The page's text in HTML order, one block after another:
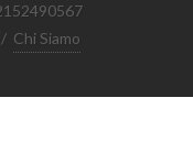
/ Chi Siamo